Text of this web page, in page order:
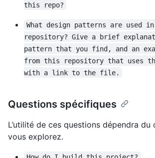
this repo?
What design patterns are used
repository? Give a brief
pattern that you find, and an
from this repository that uses
with a link to the file.
Questions spécifiques
L’utilité de ces questions dépendra du
vous explorez.